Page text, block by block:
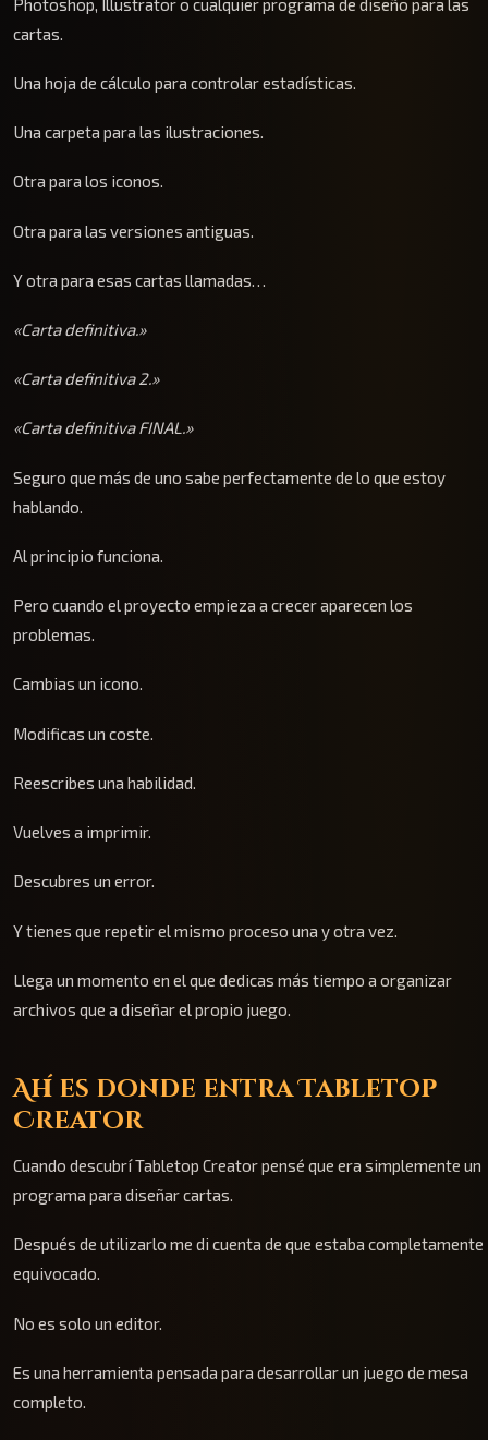
Photoshop, Illustrator o cualquier programa de diseño para las
cartas.
Una hoja de cálculo para controlar estadísticas.
Una carpeta para las ilustraciones.
Otra para los iconos.
Otra para las versiones antiguas.
Y otra para esas cartas llamadas…
«Carta definitiva.»
«Carta definitiva 2.»
«Carta definitiva FINAL.»
Seguro que más de uno sabe perfectamente de lo que estoy
hablando.
Al principio funciona.
Pero cuando el proyecto empieza a crecer aparecen los
problemas.
Cambias un icono.
Modificas un coste.
Reescribes una habilidad.
Vuelves a imprimir.
Descubres un error.
Y tienes que repetir el mismo proceso una y otra vez.
Llega un momento en el que dedicas más tiempo a organizar
archivos que a diseñar el propio juego.
Ahí es donde entra Tabletop
Creator
Cuando descubrí Tabletop Creator pensé que era simplemente un
programa para diseñar cartas.
Después de utilizarlo me di cuenta de que estaba completamente
equivocado.
No es solo un editor.
Es una herramienta pensada para desarrollar un juego de mesa
completo.